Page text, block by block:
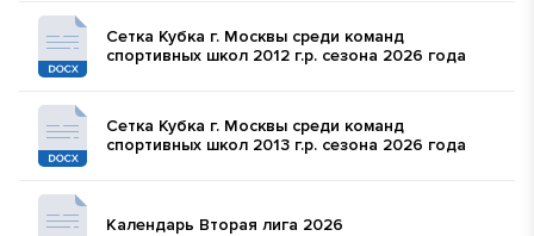
Аккредитация представителей СМИ
Сетка Кубка г. Москвы среди команд
спортивных школ 2012 г.р. сезона 2026 года
Сетка Кубка г. Москвы среди команд
спортивных школ 2013 г.р. сезона 2026 года
Календарь Вторая лига 2026